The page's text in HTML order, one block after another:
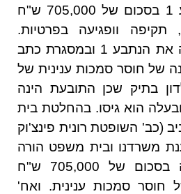
התובעים נגד הנתבע 1 בסכום של 705,000 ש"ח
וופגיעה בפרטיות.
משרדנו ייצג בתיק זה את הנתבע 1 ובמסגרת כתב
של חוסר סמכות ענינית של
בתיק שכן התובעת הינה
של הנתבע 1 ובעלה הוא גיסו. בהחלטת בית
(כב' השופטת רונית פינצ'וק
משרדנו ובית משפט הורה
על מחיקת התביעה בסכום של 705,000 ש"ח
חוסר סמכות ענינית. ואח'